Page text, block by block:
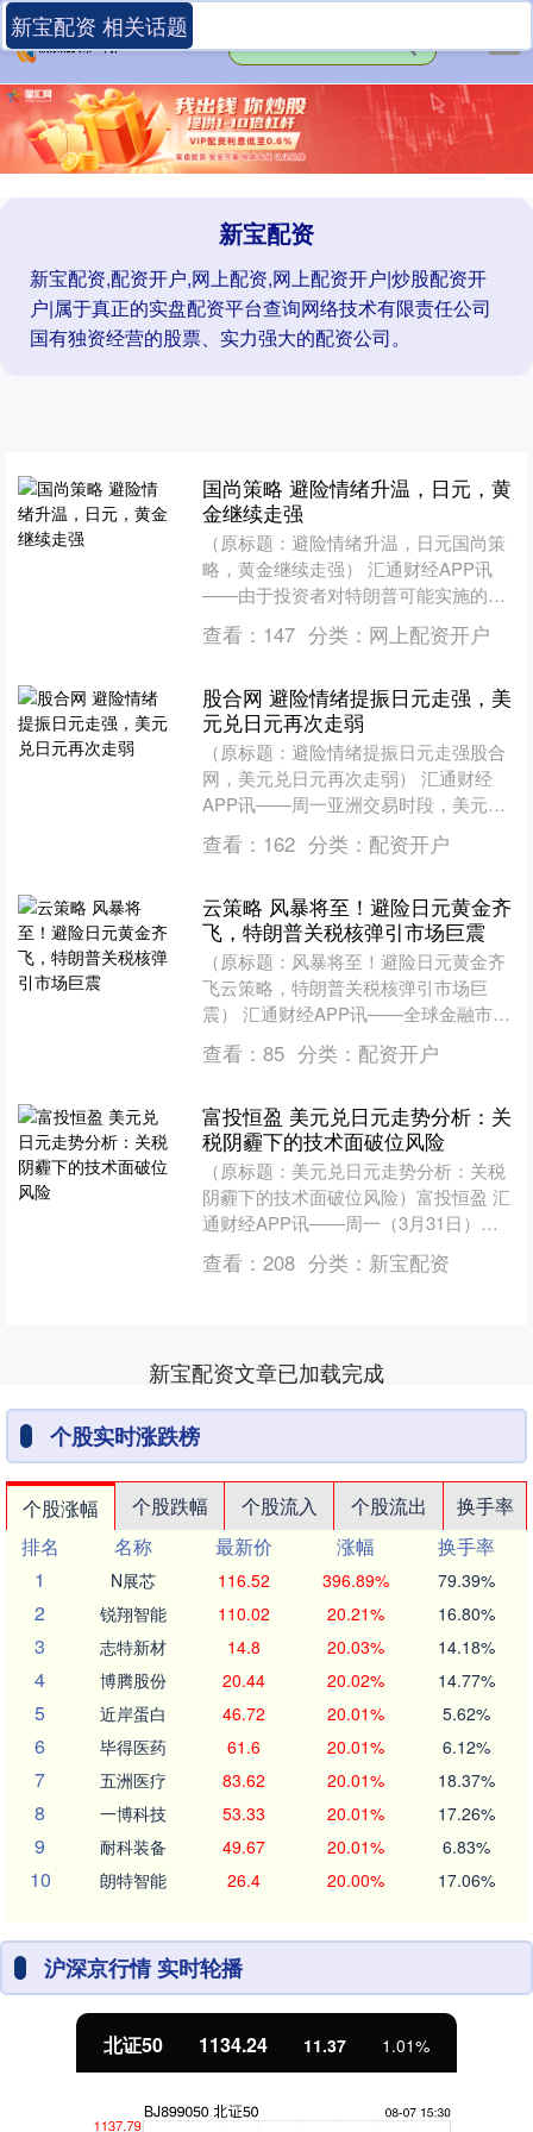
新宝配资
新宝配资,配资开户,网上配资,网上配资开户|炒股配资开
户|属于真正的实盘配资平台查询网络技术有限责任公司
国有独资经营的股票、实力强大的配资公司。
新宝配资 相关话题
国尚策略 避险情绪升温，日元，黄
金继续走强
（原标题：避险情绪升温，日元国尚策
略，黄金继续走强） 汇通财经APP讯
——由于投资者对特朗普可能实施的关
税措施感到忧虑，市场避险情绪急剧上
升。周一，美日大幅下跌....
查看： 147 分类： 网上配资开户
股合网 避险情绪提振日元走强，美
元兑日元再次走弱
（原标题：避险情绪提振日元走强股合
网，美元兑日元再次走弱） 汇通财经
APP讯——周一亚洲交易时段，美元兑
日元（USD/JPY）一度触及一周多来的
低点。全球避险情....
查看： 162 分类： 配资开户
云策略 风暴将至！避险日元黄金齐
飞，特朗普关税核弹引市场巨震
（原标题：风暴将至！避险日元黄金齐
飞云策略，特朗普关税核弹引市场巨
震） 汇通财经APP讯——全球金融市场
周一（3月31日）上演经典避险行情：
美元兑日元跌至149....
查看： 85 分类： 配资开户
富投恒盈 美元兑日元走势分析：关
税阴霾下的技术面破位风险
（原标题：美元兑日元走势分析：关税
阴霾下的技术面破位风险）富投恒盈 汇
通财经APP讯——周一（3月31日），
美元兑日元（USD/JPY）延续弱势震荡
格局，盘中一....
查看： 208 分类： 新宝配资
新宝配资文章已加载完成
个股实时涨跌榜
个股涨幅 个股跌幅 个股流入 个股流出
换手率
排名
名称 最新价 涨幅
换手率
1
N展芯 116.52 396.89% 79.39%
2 锐翔智能 110.02 20.21% 16.80%
3 志特新材 14.8 20.03% 14.18%
4 博腾股份 20.44 20.02% 14.77%
5 近岸蛋白 46.72 20.01% 5.62%
6 毕得医药 61.6 20.01% 6.12%
7 五洲医疗 83.62 20.01% 18.37%
8 一博科技 53.33 20.01% 17.26%
9 耐科装备 49.67 20.01% 6.83%
10 朗特智能 26.4 20.00% 17.06%
沪深京行情 实时轮播
北证50 1134.24 11.37 1.01%